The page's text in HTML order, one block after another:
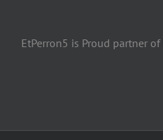
EtPerron5 is Proud partner of